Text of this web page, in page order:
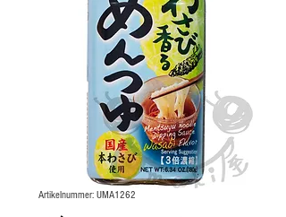
Artikelnummer: UMA1262